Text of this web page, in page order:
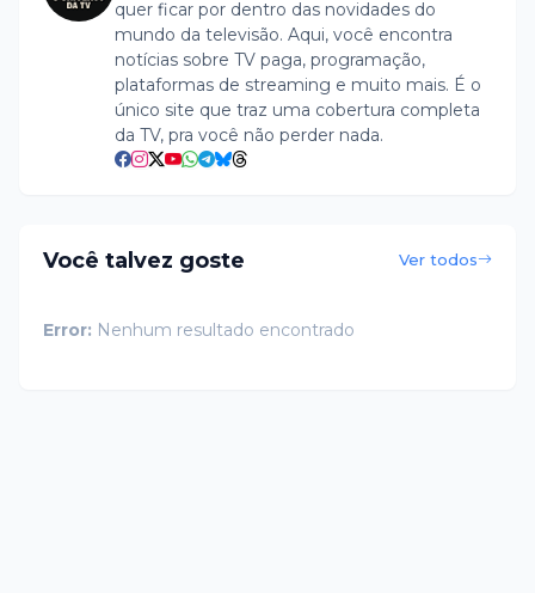
quer ficar por dentro das novidades do
mundo da televisão. Aqui, você encontra
notícias sobre TV paga, programação,
plataformas de streaming e muito mais. É o
único site que traz uma cobertura completa
da TV, pra você não perder nada.
Você talvez goste Ver todos
Error: Nenhum resultado encontrado